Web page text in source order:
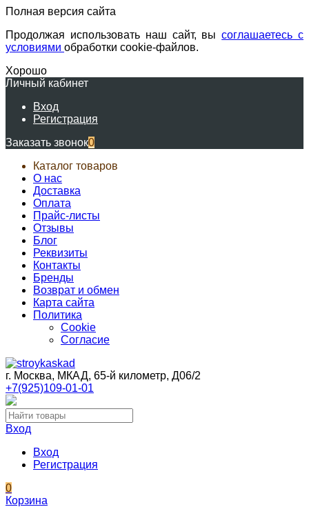
Полная версия сайта
Продолжая использовать наш сайт, высоглашаетесь с
условиями обработки cookie-файлов.
Хорошо
Личный кабинет
Вход
Регистрация
Заказать звонок0
Каталог товаров
О нас
Доставка
Оплата
Прайс-листы
Отзывы
Блог
Реквизиты
Контакты
Бренды
Возврат и обмен
Карта сайта
Политика
Cookie
Согласие
г. Москва, МКАД, 65-й километр, Д06/2
+7(925)109-01-01
Вход
Вход
Регистрация
0
Корзина